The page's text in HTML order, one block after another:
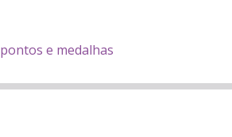
pontos e medalhas